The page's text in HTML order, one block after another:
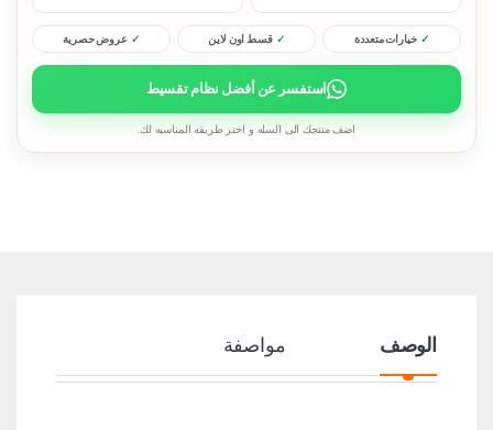
خيارات متعددة قسط اون لاين عروض حصرية
استفسر عن أفضل نظام تقسيط
اضف منتجك الى السله و اختر طريقه المناسبه لك.
الوصف مواصفة